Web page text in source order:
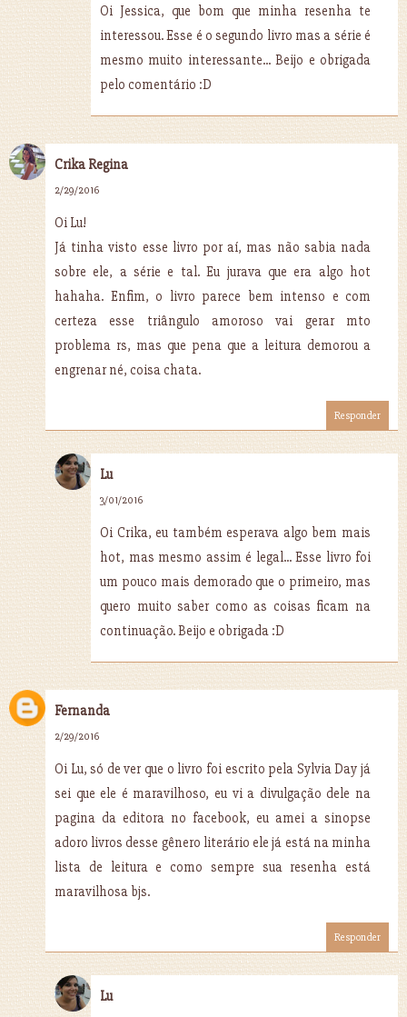
Oi Jessica, que bom que minha resenha te
interessou. Esse é o segundo livro mas a série é
mesmo muito interessante... Beijo e obrigada
pelo comentário :D
Crika Regina
2/29/2016
Oi Lu!
Já tinha visto esse livro por aí, mas não sabia nada
sobre ele, a série e tal. Eu jurava que era algo hot
hahaha. Enfim, o livro parece bem intenso e com
certeza esse triângulo amoroso vai gerar mto
problema rs, mas que pena que a leitura demorou a
engrenar né, coisa chata.
Responder
Lu
3/01/2016
Oi Crika, eu também esperava algo bem mais
hot, mas mesmo assim é legal... Esse livro foi
um pouco mais demorado que o primeiro, mas
quero muito saber como as coisas ficam na
continuação. Beijo e obrigada :D
Fernanda
2/29/2016
Oi Lu, só de ver que o livro foi escrito pela Sylvia Day já
sei que ele é maravilhoso, eu vi a divulgação dele na
pagina da editora no facebook, eu amei a sinopse
adoro livros desse gênero literário ele já está na minha
lista de leitura e como sempre sua resenha está
maravilhosa bjs.
Responder
Lu